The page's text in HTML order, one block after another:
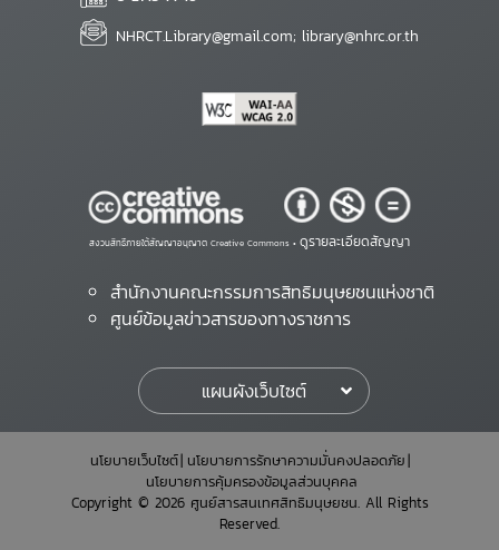
NHRCT.Library@gmail.com; library@nhrc.or.th
สงวนสิทธิ์ภายใต้สัญญาอนุญาต Creative Commons • ดูรายละเอียดสัญญา
สำนักงานคณะกรรมการสิทธิมนุษยชนแห่งชาติ
ศูนย์ข้อมูลข่าวสารของทางราชการ
แผนผังเว็บไซต์
นโยบายเว็บไซต์ นโยบายการรักษาความมั่นคงปลอดภัย
นโยบายการคุ้มครองข้อมูลส่วนบุคคล
Copyright © 2026 ศูนย์สารสนเทศสิทธิมนุษยชน. All Rights
Reserved.